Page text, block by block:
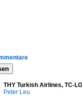
THY Turkish Airlines, TC-
Peter Leu